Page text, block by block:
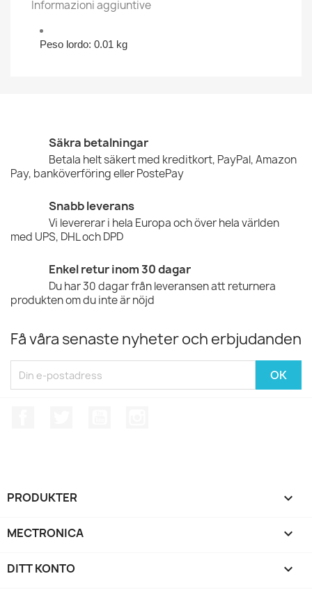
Informazioni aggiuntive
Peso lordo: 0.01 kg
Säkra betalningar
Betala helt säkert med kreditkort, PayPal, Amazon
Pay, banköverföring eller PostePay
Snabb leverans
Vi levererar i hela Europa och över hela världen
med UPS, DHL och DPD
Enkel retur inom 30 dagar
Du har 30 dagar från leveransen att returnera
produkten om du inte är nöjd
Få våra senaste nyheter och erbjudanden
PRODUKTER 
MECTRONICA 
DITT KONTO 